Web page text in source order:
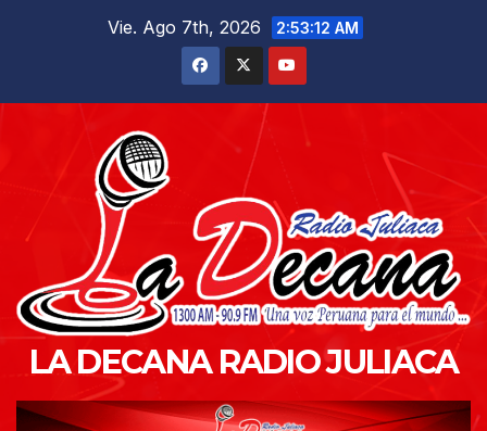
Vie. Ago 7th, 2026 2:53:13 AM
LA DECANA RADIO JULIACA